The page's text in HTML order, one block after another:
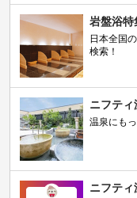
岩盤浴特
日本全国
検索！
ニフティ
温泉にも
ニフティ